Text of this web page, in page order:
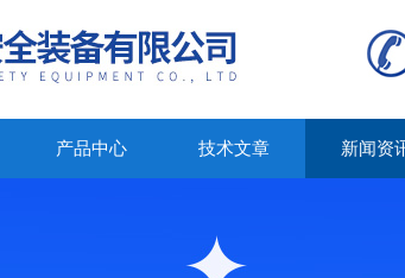
产品中心 技术文章 新闻资